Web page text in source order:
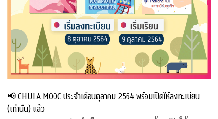
📢 CHULA MOOC ประจำเดือนตุลาคม 2564 พร้อมเปิดให้ลงทะเบียน
(เท่านั้น) แล้ว